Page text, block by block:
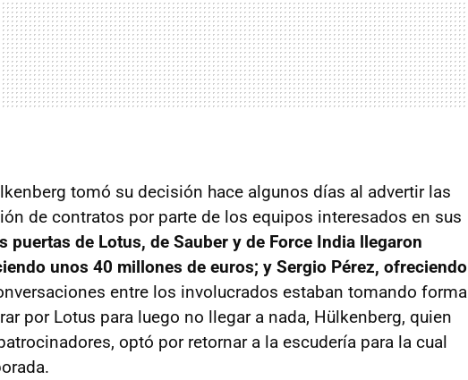
tomó su decisión hace algunos días al advertir las
de contratos por parte de los equipos interesados en sus
puertas de Lotus, de Sauber y de Force India llegaron
unos 40 millones de euros; y Sergio Pérez, ofreciendo
entre los involucrados estaban tomando forma
por Lotus para luego no llegar a nada, Hülkenberg, quien
optó por retornar a la escudería para la cual